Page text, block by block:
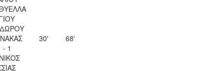
- 1
30' 68'